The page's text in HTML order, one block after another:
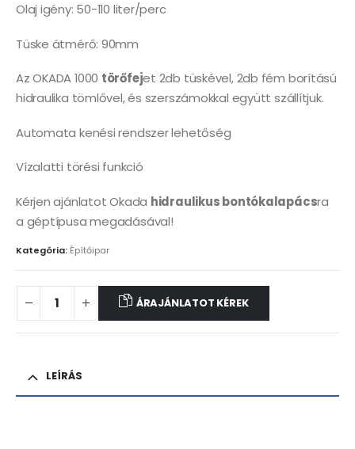
Olaj igény: 50-110 liter/perc
Tüske átmérő: 90mm
Az OKADA 1000 törőfejet 2db tüskével, 2db fém borítású
hidraulika tömlővel, és szerszámokkal együtt szállítjuk.
Automata kenési rendszer lehetőség
Vízalatti törési funkció
Kérjen ajánlatot Okada hidraulikus bontókalapácsra
a géptípusa megadásával!
Kategória: Építőipar
ÁRAJÁNLATOT KÉREK
LEÍRÁS